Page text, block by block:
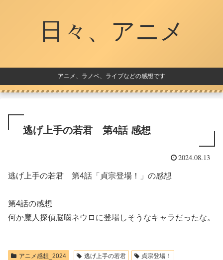
日々、アニメ
アニメ、ラノベ、ライブなどの感想です
逃げ上手の若君 第4話 感想
2024.08.13
逃げ上手の若君 第4話「貞宗登場！」の感想
第4話の感想
何か魔人探偵脳噛ネウロに登場しそうなキャラだったな。
アニメ感想_2024 逃げ上手の若君 貞宗登場！